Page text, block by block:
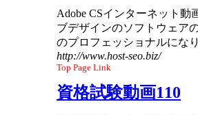
Adobe CSインターネット
ブデザインのソフトウェア
のプロフェッショナルにな
http://www.host-seo.biz/
Top Page Link
資格試験動画110